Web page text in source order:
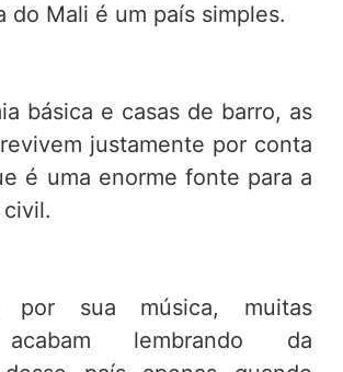
do Mali é um país simples.
básica e casas de barro, as
justamente por conta
é uma enorme fonte para a
por sua música, muitas
lembrando da